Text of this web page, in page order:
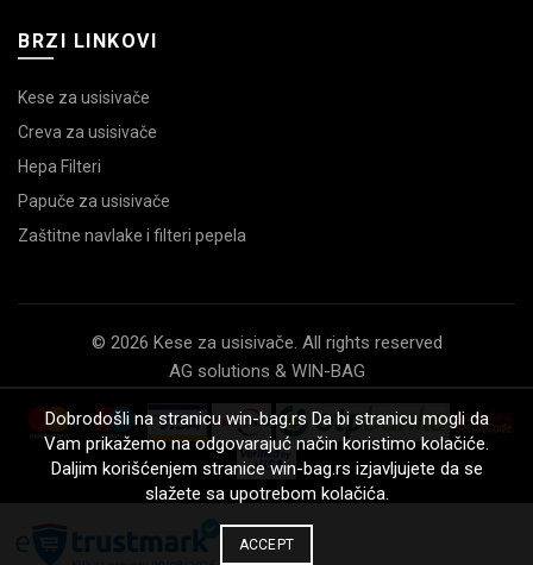
BRZI LINKOVI
Kese za usisivače
Creva za usisivače
Hepa Filteri
Papuče za usisivače
Zaštitne navlake i filteri pepela
© 2026 Kese za usisivače. All rights reserved
AG solutions & WIN-BAG
Dobrodošli na stranicu win-bag.rs Da bi stranicu mogli da
Vam prikažemo na odgovarajuć način koristimo kolačiće.
Daljim korišćenjem stranice win-bag.rs izjavljujete da se
slažete sa upotrebom kolačića.
ACCEPT